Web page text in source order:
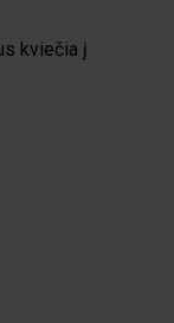
kviečia į